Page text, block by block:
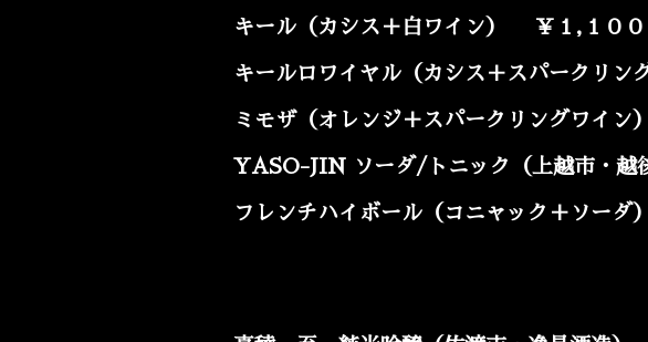
キール（カシス＋白ワイン） ￥１,１００
キールロワイヤル（カシス＋スパークリン
ミモザ（オレンジ＋スパークリングワイン
YASO-JIN ソーダ/トニック（上越市・越
フレンチハイボール（コニャック＋ソーダ